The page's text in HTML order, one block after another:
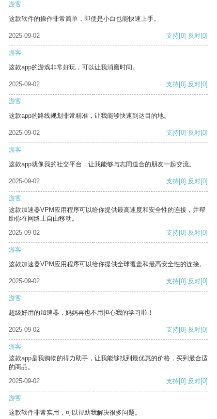
游客
这款软件的操作非常简单，即使是小白也能快速上手。
2025-09-02 支持[0] 反对[0]
游客
这款app的游戏非常好玩，可以让我消磨时间。
2025-09-02 支持[0] 反对[0]
游客
这款app的路线规划非常精准，让我能够快速到达目的地。
2025-09-02 支持[0] 反对[0]
游客
这款app就像我的社交平台，让我能够与志同道合的朋友一起交流。
2025-09-02 支持[0] 反对[0]
游客
这款加速器VPM应用程序可以给你提供最高速度和安全性的连接，并帮
助你在网络上自由移动。
2025-09-02
支持[0] 反对[0]
游客
这款加速器VPM应用程序可以给你提供全球覆盖和最高安全性的连接。
2025-09-02 支持[0] 反对[0]
游客
超级好用的加速器，妈妈再也不用担心我的学习啦！
2025-09-02 支持[0] 反对[0]
游客
这款app是我购物的得力助手，让我能够找到最优惠的价格，买到最合适
的商品。
2025-09-02
支持[0] 反对[0]
游客
这款软件非常实用，可以帮助我解决很多问题。